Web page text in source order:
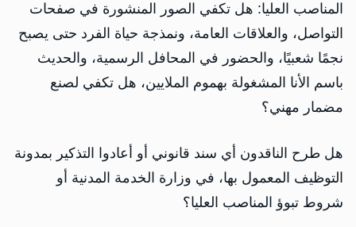
المناصب العليا: هل تكفي الصور المنشورة في صفحات
التواصل، والعلاقات العامة، ونمذجة حياة الفرد حتى يصبح
نجمًا شعبيًا، والحضور في المحافل الرسمية، والحديث
باسم الأنا المشغولة بهموم الملايين، هل تكفي لصنع
مضمار مهني؟
هل طرح الناقدون أي سند قانوني أو أعادوا التذكير بمدونة
التوظيف المعمول بها، في وزارة الخدمة المدنية أو
شروط تبوؤ المناصب العليا؟